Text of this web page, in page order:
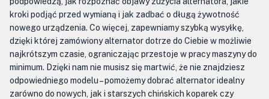
kroki podjąć przed wymianą i jak zadbać o długą żywotność
nowego urządzenia. Co więcej, zapewniamy szybką wysyłkę,
dzięki której zamówiony alternator dotrze do Ciebie w możliwie
najkrótszym czasie, ograniczając przestoje w pracy maszyny do
minimum. Dzięki nam nie musisz się martwić, że nie znajdziesz
odpowiedniego modelu – pomożemy dobrać alternator idealny
zarówno do nowych, jak i starszych chińskich koparek czy